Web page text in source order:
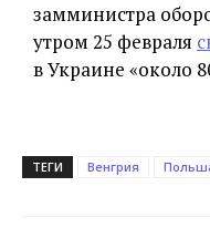
замминистра
утром 25 февраля
в Украине «около
ТЕГИ Венгрия